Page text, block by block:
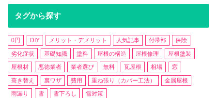
タグから探す
0円 DIY メリット・デメリット 人気記事 付帯部
保険
劣化症状
基礎知識 塗料 屋根の構造 屋根修理
屋根塗装
屋根材
悪徳業者 業者選び 無料 瓦屋根 相場
窓
葺き替え
裏ワザ 費用 重ね張り（カバー工法）
金属屋根
雨漏り
雪 雪下ろし 雪対策